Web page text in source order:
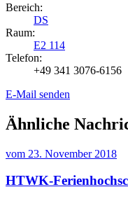
Bereich:
DS
Raum:
E2 114
Telefon:
+49 341 3076-6156
E-Mail senden
Ähnliche
vom 23. November 2018
HTWK-